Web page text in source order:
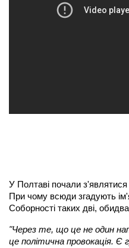
У Полтаві почали
При чому всюди згадують
Соборності таких дві,
"Через те, що це не один
це політична провокація. Є